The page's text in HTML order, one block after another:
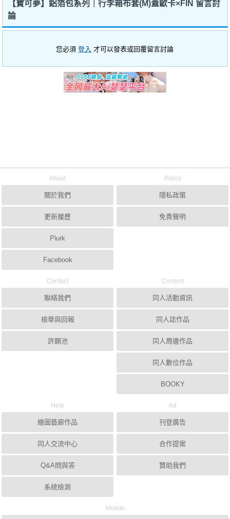
【寶可夢】鋁箔包系列｜行李箱布套(M)蓋歐卡×FIN 留言討
論
您必須登入 才可以發表或回覆留言討論
About
關於我們
更新履歷
Plurk
Facebook
Policy
隱私政策
免責聲明
Contact
聯絡我們
檢舉與回報
許願池
Content
同人活動資訊
同人誌作品
同人周邊作品
同人數位作品
BOOKY
Help
繪圖藝廊作品
同人交流中心
Q&A問與答
系統檢測
Ad
刊登廣告
合作提案
贊助我們
Mobile